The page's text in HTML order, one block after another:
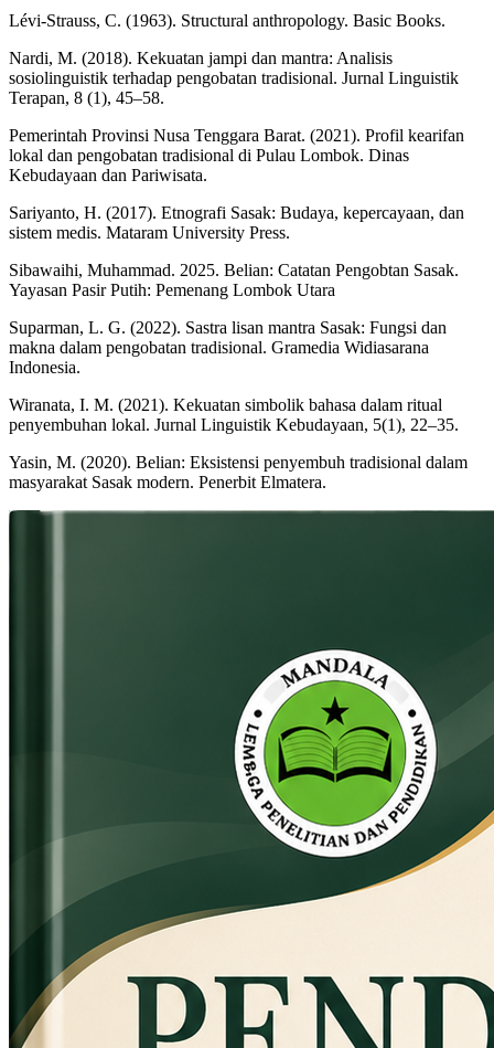
Lévi-Strauss, C. (1963). Structural anthropology. Basic Books.
Nardi, M. (2018). Kekuatan jampi dan mantra: Analisis
sosiolinguistik terhadap pengobatan tradisional. Jurnal Linguistik
Terapan, 8 (1), 45–58.
Pemerintah Provinsi Nusa Tenggara Barat. (2021). Profil kearifan
lokal dan pengobatan tradisional di Pulau Lombok. Dinas
Kebudayaan dan Pariwisata.
Sariyanto, H. (2017). Etnografi Sasak: Budaya, kepercayaan, dan
sistem medis. Mataram University Press.
Sibawaihi, Muhammad. 2025. Belian: Catatan Pengobtan Sasak.
Yayasan Pasir Putih: Pemenang Lombok Utara
Suparman, L. G. (2022). Sastra lisan mantra Sasak: Fungsi dan
makna dalam pengobatan tradisional. Gramedia Widiasarana
Indonesia.
Wiranata, I. M. (2021). Kekuatan simbolik bahasa dalam ritual
penyembuhan lokal. Jurnal Linguistik Kebudayaan, 5(1), 22–35.
Yasin, M. (2020). Belian: Eksistensi penyembuh tradisional dalam
masyarakat Sasak modern. Penerbit Elmatera.